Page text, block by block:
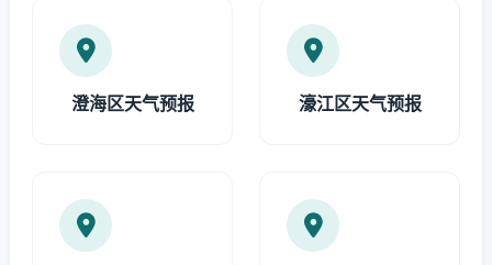
澄海区天气预报 濠江区天气预报